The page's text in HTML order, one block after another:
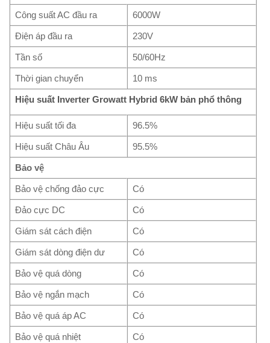
Công suất AC đầu ra 6000W
Điện áp đầu ra 230V
Tần số 50/60Hz
Thời gian chuyển 10 ms
Hiệu suất Inverter Growatt Hybrid 6kW bản phổ thông
Hiệu suất tối đa 96.5%
Hiệu suất Châu Âu 95.5%
Bảo vệ
Bảo vệ chống đảo cực Có
Đảo cực DC Có
Giám sát cách điện Có
Giám sát dòng điện dư Có
Bảo vệ quá dòng Có
Bảo vệ ngắn mạch Có
Bảo vệ quá áp AC Có
Bảo vệ quá nhiệt Có